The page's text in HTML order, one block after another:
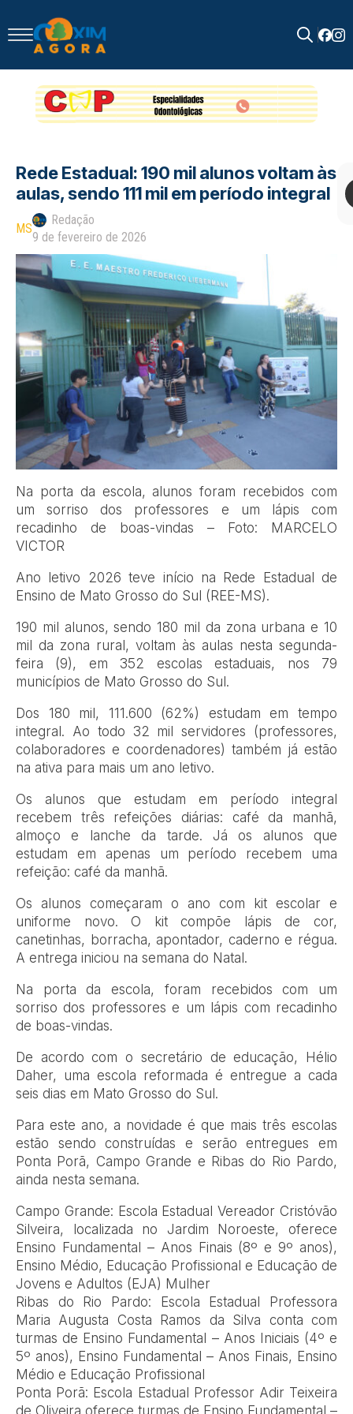
for:
Rede Estadual: 190 mil alunos voltam às
aulas, sendo 111 mil em período integral
MS
Redação
9 de fevereiro de 2026
Na porta da escola, alunos foram recebidos com
um sorriso dos professores e um lápis com
recadinho de boas-vindas – Foto: MARCELO
VICTOR
Ano letivo 2026 teve início na Rede Estadual de
Ensino de Mato Grosso do Sul (REE-MS).
190 mil alunos, sendo 180 mil da zona urbana e 10
mil da zona rural, voltam às aulas nesta segunda-
feira (9), em 352 escolas estaduais, nos 79
municípios de Mato Grosso do Sul.
Dos 180 mil, 111.600 (62%) estudam em tempo
integral. Ao todo 32 mil servidores (professores,
colaboradores e coordenadores) também já estão
na ativa para mais um ano letivo.
Os alunos que estudam em período integral
recebem três refeições diárias: café da manhã,
almoço e lanche da tarde. Já os alunos que
estudam em apenas um período recebem uma
refeição: café da manhã.
Os alunos começaram o ano com kit escolar e
uniforme novo. O kit compõe lápis de cor,
canetinhas, borracha, apontador, caderno e régua.
A entrega iniciou na semana do Natal.
Na porta da escola, foram recebidos com um
sorriso dos professores e um lápis com recadinho
de boas-vindas.
De acordo com o secretário de educação, Hélio
Daher, uma escola reformada é entregue a cada
seis dias em Mato Grosso do Sul.
Para este ano, a novidade é que mais três escolas
estão sendo construídas e serão entregues em
Ponta Porã, Campo Grande e Ribas do Rio Pardo,
ainda nesta semana.
Campo Grande: Escola Estadual Vereador Cristóvão
Silveira, localizada no Jardim Noroeste, oferece
Ensino Fundamental – Anos Finais (8º e 9º anos),
Ensino Médio, Educação Profissional e Educação de
Jovens e Adultos (EJA) Mulher
Ribas do Rio Pardo: Escola Estadual Professora
Maria Augusta Costa Ramos da Silva conta com
turmas de Ensino Fundamental – Anos Iniciais (4º e
5º anos), Ensino Fundamental – Anos Finais, Ensino
Médio e Educação Profissional
Ponta Porã: Escola Estadual Professor Adir Teixeira